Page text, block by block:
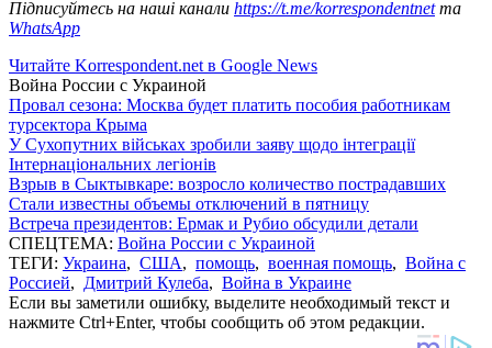
Підписуйтесь на наші канали https://t.me/korrespondentnetта
WhatsApp
Читайте Korrespondent.net в Google News
Война России с Украиной
Провал сезона: Москва будет платить пособия работникам
турсектора Крыма
У Сухопутних військах зробили заяву щодо інтеграції
Інтернаціональних легіонів
Взрыв в Сыктывкаре: возросло количество пострадавших
Стали известны объемы отключений в пятницу
Встреча президентов: Ермак и Рубио обсудили детали
СПЕЦТЕМА: Война России с Украиной
ТЕГИ: Украина, США, помощь, военная помощь, Война с
Россией, Дмитрий Кулеба, Война в Украине
Если вы заметили ошибку, выделите необходимый текст и
нажмите Ctrl+Enter, чтобы сообщить об этом редакции.